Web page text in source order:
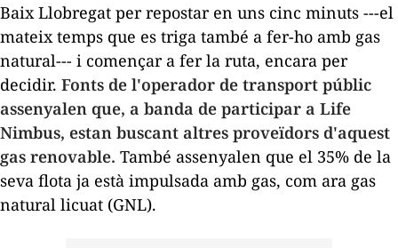
Baix Llobregat per repostar en uns cinc minuts ---el
mateix temps que es triga també a fer-ho amb gas
natural--- i començar a fer la ruta, encara per
decidir. Fonts de l'operador de transport públic
assenyalen que, a banda de participar a Life
Nimbus, estan buscant altres proveïdors d'aquest
gas renovable. També assenyalen que el 35% de la
seva flota ja està impulsada amb gas, com ara gas
natural licuat (GNL).